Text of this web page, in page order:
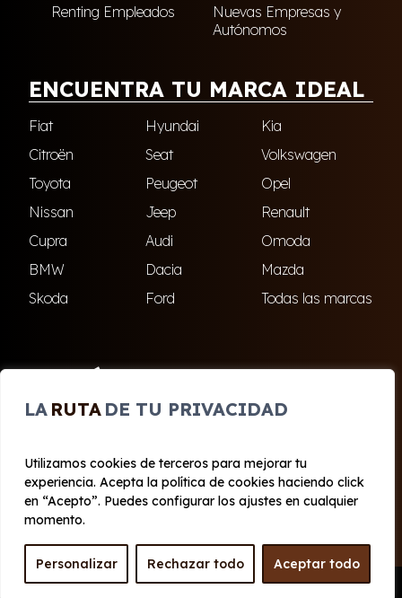
LA RUTA DE TU PRIVACIDAD
Utilizamos cookies de terceros para mejorar tu
experiencia. Acepta la política de cookies haciendo click
en “Acepto”. Puedes configurar los ajustes en cualquier
momento.
Personalizar Rechazar todo Aceptar todo
Renting Empleados
Nuevas Empresas y
Autónomos
ENCUENTRA TU MARCA IDEAL
Fiat Hyundai
Kia
Citroën
Seat
Volkswagen
Toyota
Peugeot
Opel
Nissan
Jeep
Renault
Cupra
Audi
Omoda
BMW
Dacia
Mazda
Skoda
Ford Todas las marcas
El Ejido Roquetas de Mar
© 2020 - 2026 Cabo Renting
Aviso legal y Privacidad
Pedir Presupuesto